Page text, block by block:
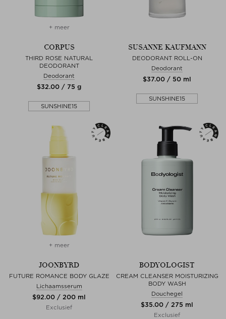
+ meer
CORPUS
THIRD ROSE NATURAL
DEODORANT
Deodorant
$‌32.00 / 75 g
SUNSHINE15
SUSANNE KAUFMANN
DEODORANT ROLL-ON
Deodorant
$‌37.00 / 50 ml
SUNSHINE15
+ meer
JOONBYRD
FUTURE ROMANCE BODY GLAZE
Lichaamsserum
$‌92.00 / 200 ml
Exclusief
BODYOLOGIST
CREAM CLEANSER MOISTURIZING
BODY WASH
Douchegel
$‌35.00 / 275 ml
Exclusief